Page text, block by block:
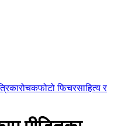
रोचकफोटो फिचरसाहित्य र